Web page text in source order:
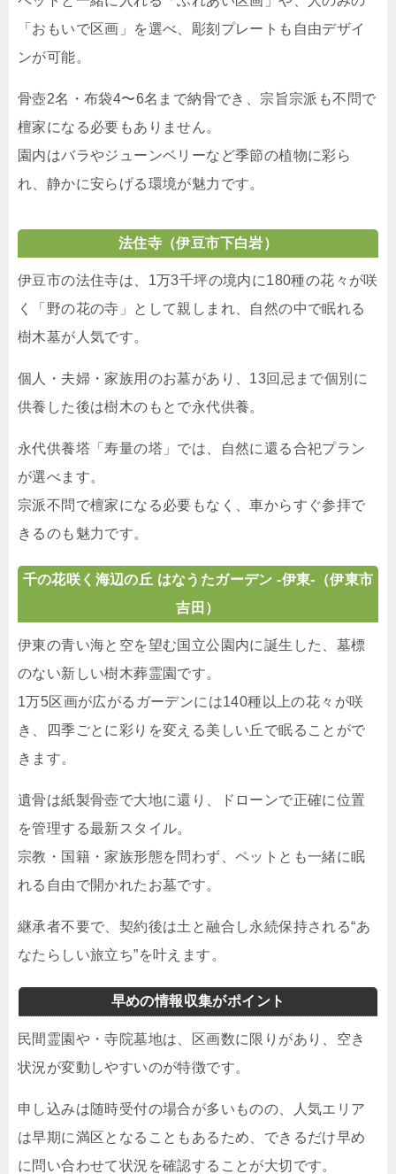
「おもいで区画」を選べ、彫刻プレートも自由デザイ
ンが可能。
骨壺2名・布袋4〜6名まで納骨でき、宗旨宗派も不問で
檀家になる必要もありません。
園内はバラやジューンベリーなど季節の植物に彩ら
れ、静かに安らげる環境が魅力です。
法住寺 （伊豆市下白岩）
伊豆市の法住寺は、1万3千坪の境内に180種の花々が咲
く「野の花の寺」として親しまれ、自然の中で眠れる
樹木墓が人気です。
個人・夫婦・家族用のお墓があり、13回忌まで個別に
供養した後は樹木のもとで永代供養。
永代供養塔「寿量の塔」では、自然に還る合祀プラン
が選べます。
宗派不問で檀家になる必要もなく、車からすぐ参拝で
きるのも魅力です。
千の花咲く海辺の丘 はなうたガーデン -伊東- （伊東市
吉田）
伊東の青い海と空を望む国立公園内に誕生した、墓標
のない新しい樹木葬霊園です。
1万5区画が広がるガーデンには140種以上の花々が咲
き、四季ごとに彩りを変える美しい丘で眠ることがで
きます。
遺骨は紙製骨壺で大地に還り、ドローンで正確に位置
を管理する最新スタイル。
宗教・国籍・家族形態を問わず、ペットとも一緒に眠
れる自由で開かれたお墓です。
継承者不要で、契約後は土と融合し永続保持される“あ
なたらしい旅立ち”を叶えます。
早めの情報収集がポイント
民間霊園や・寺院墓地は、区画数に限りがあり、空き
状況が変動しやすいのが特徴です。
申し込みは随時受付の場合が多いものの、人気エリア
は早期に満区となることもあるため、できるだけ早め
に問い合わせて状況を確認することが大切です。